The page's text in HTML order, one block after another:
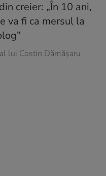
lui Costin Dămășaru